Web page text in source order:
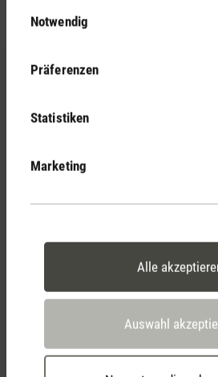
Notwendig
Präferenzen
Statistiken
Marketing
Alle
Auswahl
Team
Geschichte
Blog
Rückgabe
Rücksendung
Kontakt
Stadler
40549